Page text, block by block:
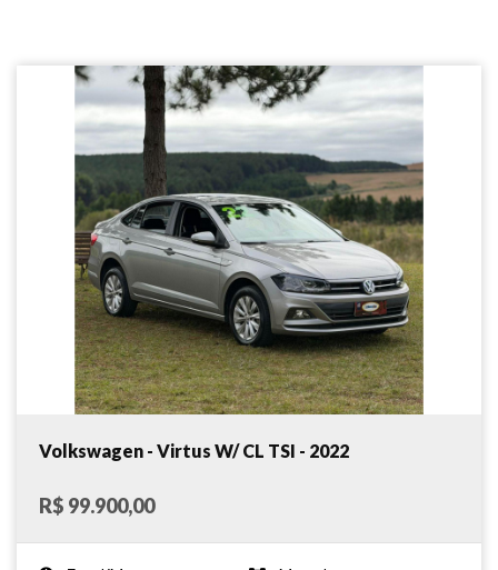
Volkswagen - Virtus W/ CL TSI - 2022
R$ 99.900,00